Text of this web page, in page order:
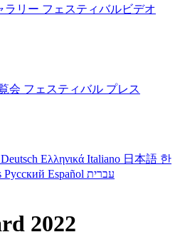
ラリー フェスティバルビデオ
会 フェスティバル プレス
Deutsch Ελληνικά Italiano 日本語 한
Русский Español עברית
2022